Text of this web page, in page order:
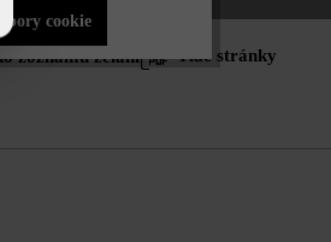
zoznamu želaní Tlač stránky
cookie